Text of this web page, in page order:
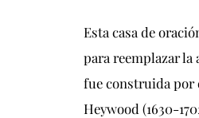
Esta casa de
para reemplazar la
fue construida por
Heywood (1630-